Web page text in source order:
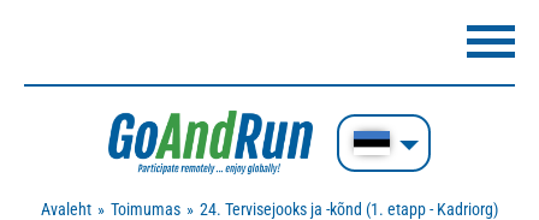
Avaleht Toimumas 24. Tervisejooks ja -kõnd (1. etapp - Kadriorg)